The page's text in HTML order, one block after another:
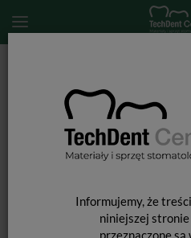
Informujemy, że
niniejszej
przeznaczone są
Speedex Putty / 910ml